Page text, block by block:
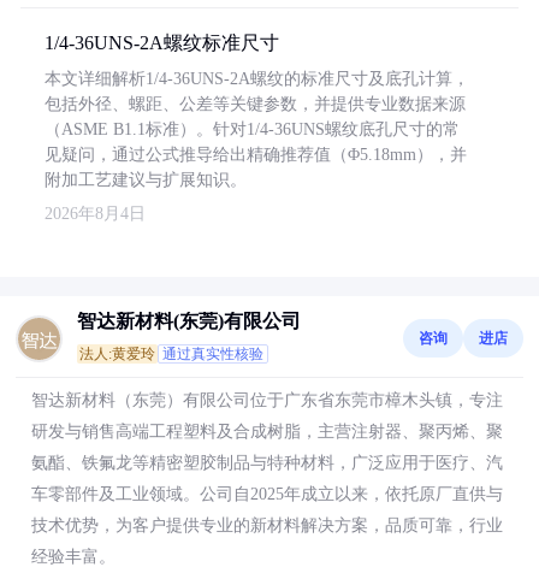
1/4-36UNS-2A螺纹标准尺寸
本文详细解析1/4-36UNS-2A螺纹的标准尺寸及底孔计算，
包括外径、螺距、公差等关键参数，并提供专业数据来源
（ASME B1.1标准）。针对1/4-36UNS螺纹底孔尺寸的常
见疑问，通过公式推导给出精确推荐值（Φ5.18mm），并
附加工艺建议与扩展知识。
2026年8月4日
智达新材料(东莞)有限公司
法人:黄爱玲 通过真实性核验
咨询 进店
智达新材料（东莞）有限公司位于广东省东莞市樟木头镇，专注
研发与销售高端工程塑料及合成树脂，主营注射器、聚丙烯、聚
氨酯、铁氟龙等精密塑胶制品与特种材料，广泛应用于医疗、汽
车零部件及工业领域。公司自2025年成立以来，依托原厂直供与
技术优势，为客户提供专业的新材料解决方案，品质可靠，行业
经验丰富。